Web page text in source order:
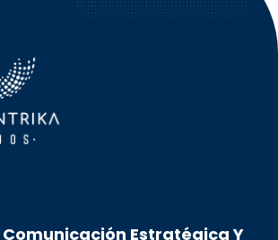
Comunicación Estratégica Y